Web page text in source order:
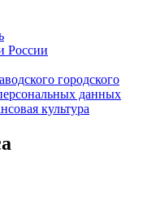
России
городского
данных
культура